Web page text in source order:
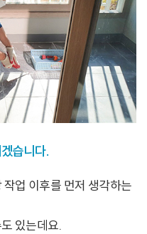
습니다.
업 이후를 먼저 생각하는
있는데요.